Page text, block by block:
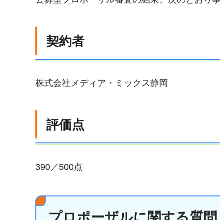
契約者
株式会社メディア・ミックス静岡
評価点
390／500点